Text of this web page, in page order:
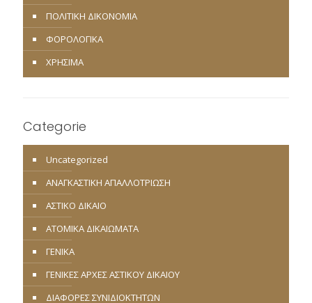
ΠΟΛΙΤΙΚΗ ΔΙΚΟΝΟΜΙΑ
ΦΟΡΟΛΟΓΙΚΑ
ΧΡΗΣΙΜΑ
Categorie
Uncategorized
ΑΝΑΓΚΑΣΤΙΚΗ ΑΠΑΛΛΟΤΡΙΩΣΗ
ΑΣΤΙΚΟ ΔΙΚΑΙΟ
ΑΤΟΜΙΚΑ ΔΙΚΑΙΩΜΑΤΑ
ΓΕΝΙΚΑ
ΓΕΝΙΚΕΣ ΑΡΧΕΣ ΑΣΤΙΚΟΥ ΔΙΚΑΙΟΥ
ΔΙΑΦΟΡΕΣ ΣΥΝΙΔΙΟΚΤΗΤΩΝ